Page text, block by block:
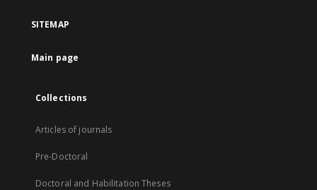
SITEMAP
Main page
Collections
Articles of journals
Pre-Doctoral
Doctoral and Habilitation Theses